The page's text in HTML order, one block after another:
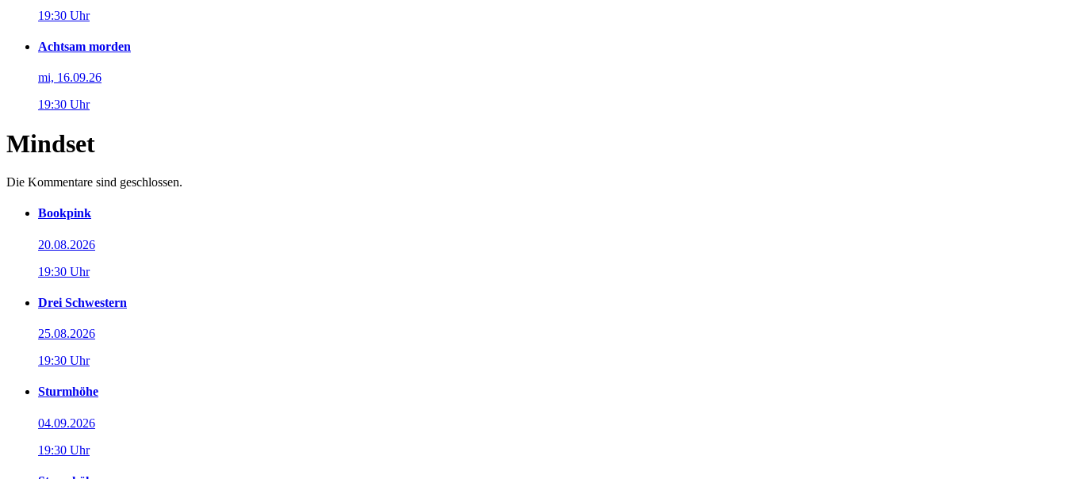
19:30 Uhr
Achtsam morden
mi, 16.09.26
19:30 Uhr
Mindset
Die Kommentare sind geschlossen.
Bookpink
20.08.2026
19:30 Uhr
Drei Schwestern
25.08.2026
19:30 Uhr
Sturmhöhe
04.09.2026
19:30 Uhr